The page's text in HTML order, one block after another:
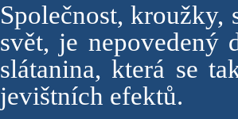
Společnost,
svět, je nepovedený
slátanina, která se
jevištních efektů.